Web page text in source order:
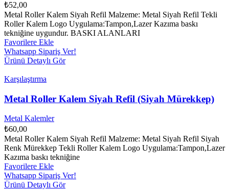
₺52,00
Metal Roller Kalem Siyah Refil Malzeme: Metal Siyah Refil Tekli
Roller Kalem Logo Uygulama:Tampon,Lazer Kazıma baskı
tekniğine uygundur. BASKI ALANLARI
Favorilere Ekle
Whatsapp Sipariş Ver!
Ürünü Detaylı Gör
Karşılaştırma
Metal Roller Kalem Siyah Refil (Siyah Mürekkep)
Metal Kalemler
₺60,00
Metal Roller Kalem Siyah Refil Malzeme: Metal Siyah Refil Siyah
Renk Mürekkep Tekli Roller Kalem Logo Uygulama:Tampon,Lazer
Kazıma baskı tekniğine
Favorilere Ekle
Whatsapp Sipariş Ver!
Ürünü Detaylı Gör